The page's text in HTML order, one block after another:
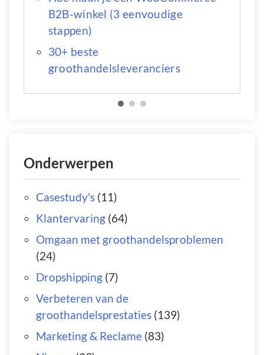
B2B-winkel (3 eenvoudige
stappen)
30+ beste
groothandelsleveranciers
Onderwerpen
Casestudy's(11)
Klantervaring(64)
Omgaan met groothandelsproblemen
(24)
Dropshipping(7)
Verbeteren van de
groothandelsprestaties(139)
Marketing & Reclame(83)